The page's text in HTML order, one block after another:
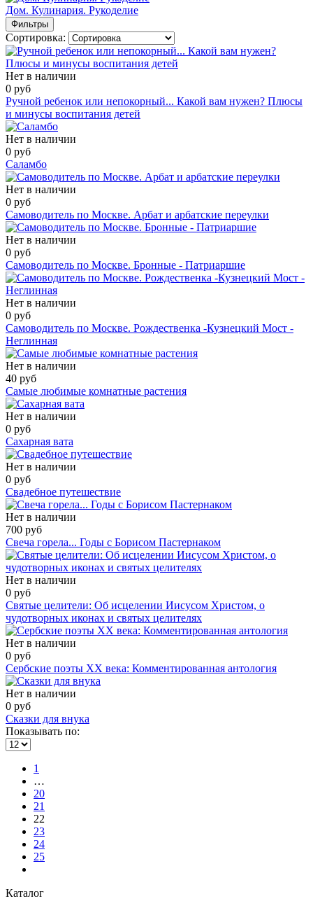
Дом. Кулинария. Рукоделие
Фильтры
Сортировка:
Нет в наличии
0 руб
Ручной ребенок или непокорный... Какой вам нужен? Плюсы
и минусы воспитания детей
Нет в наличии
0 руб
Саламбо
Нет в наличии
0 руб
Самоводитель по Москве. Арбат и арбатские переулки
Нет в наличии
0 руб
Самоводитель по Москве. Бронные - Патриаршие
Нет в наличии
0 руб
Самоводитель по Москве. Рождественка -Кузнецкий Мост -
Неглинная
Нет в наличии
40 руб
Самые любимые комнатные растения
Нет в наличии
0 руб
Сахарная вата
Нет в наличии
0 руб
Свадебное путешествие
Нет в наличии
700 руб
Свеча горела... Годы с Борисом Пастернаком
Нет в наличии
0 руб
Святые целители: Об исцелении Иисусом Христом, о
чудотворных иконах и святых целителях
Нет в наличии
0 руб
Сербские поэты ХХ века: Комментированная антология
Нет в наличии
0 руб
Сказки для внука
Показывать по:
1
…
20
21
22
23
24
25
Каталог